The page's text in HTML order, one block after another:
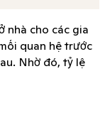
nhà cho các gia
quan hệ trước
Nhờ đó, tỷ lệ